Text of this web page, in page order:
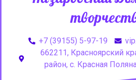
+7 (39155) 5-97-19
662211, Красноярский
район, с. Красная